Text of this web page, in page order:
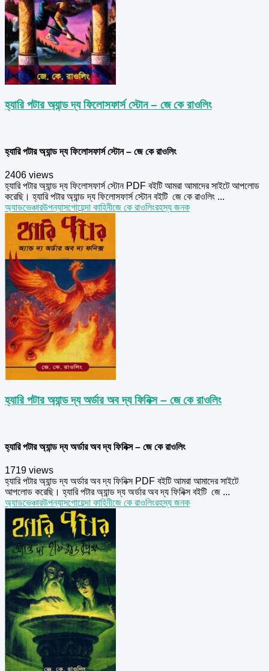
হ্যারি পটার অ্যান্ড দ্য ফিলোসফার্স স্টোন – জে কে রাওলিং
হ্যারি পটার অ্যান্ড দ্য ফিলোসফার্স স্টোন – জে কে রাওলিং
2406 views
হ্যারি পটার অ্যান্ড দ্য ফিলোসফার্স স্টোন PDF বইটি আমরা আমাদের সাইটে আপলোড
করেছি। হ্যারি পটার অ্যান্ড দ্য ফিলোসফার্স স্টোন বইটি জে কে রাওলিং ...
অ্যাডভেঞ্চারউপন্যাসগোয়েন্দা কাহিনীজে কে রাওলিংরহস্য জনক
হ্যারি পটার অ্যান্ড দ্য অর্ডার অব দ্য ফিনিক্স – জে কে রাওলিং
হ্যারি পটার অ্যান্ড দ্য অর্ডার অব দ্য ফিনিক্স – জে কে রাওলিং
1719 views
হ্যারি পটার অ্যান্ড দ্য অর্ডার অব দ্য ফিনিক্স PDF বইটি আমরা আমাদের সাইটে
আপলোড করেছি। হ্যারি পটার অ্যান্ড দ্য অর্ডার অব দ্য ফিনিক্স বইটি জে ...
অ্যাডভেঞ্চারউপন্যাসগোয়েন্দা কাহিনীজে কে রাওলিংরহস্য জনক